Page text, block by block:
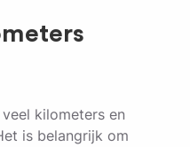
kilometers en
is belangrijk om